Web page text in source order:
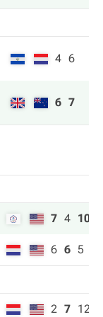
4 6
6 7
7 4 10
6 6 5
2 7 12